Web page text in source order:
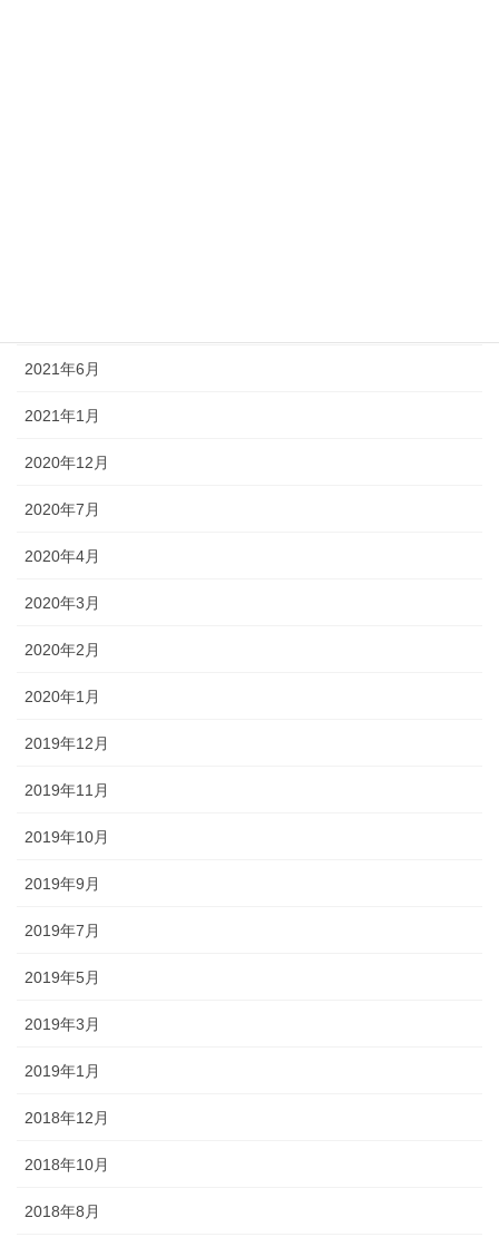
2021年6月
2021年1月
2020年12月
2020年7月
2020年4月
2020年3月
2020年2月
2020年1月
2019年12月
2019年11月
2019年10月
2019年9月
2019年7月
2019年5月
2019年3月
2019年1月
2018年12月
2018年10月
2018年8月